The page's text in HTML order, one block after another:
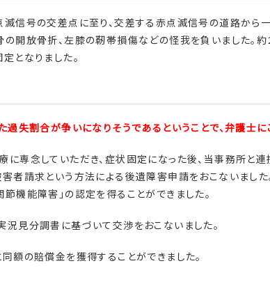
信号の交差点に至り、交差する赤点滅信号の道路から
開放骨折、左膝の靭帯損傷などの怪我を負いました。
となりました。
過失割合が争いになりそうであるということで、弁護士に
専念していただき、症状固定になった後、当事務所と
者請求という方法による後遺障害申請をおこないました
機能障害」の認定を得ることができました。
見分調書に基づいて交渉をおこないました。
額の賠償金を獲得することができました。